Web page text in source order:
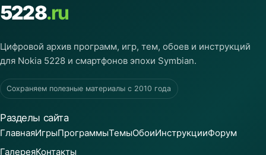
5228.ru
Цифровой архив программ, игр, тем, обоев и инструкций
для Nokia 5228 и смартфонов эпохи Symbian.
Сохраняем полезные материалы с 2010 года
Разделы сайта
ГлавнаяИгрыПрограммыТемыОбоиИнструкцииФорум
ГалереяКонтакты